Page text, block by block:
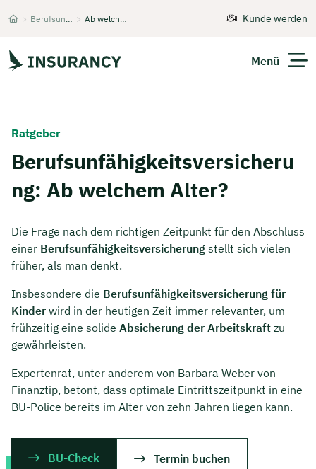
> Berufsunfähigkeitsversicherung > Ab welchem Alter Kunde werden
Menü
Finanzen
Über Uns
Kontakt
Ratgeber
Berufsunfähigkeitsversicheru
ng: Ab welchem Alter?
Die Frage nach dem richtigen Zeitpunkt für den Abschluss
einer Berufsunfähigkeitsversicherung stellt sich vielen
früher, als man denkt.
Insbesondere die Berufsunfähigkeitsversicherung für
Kinder wird in der heutigen Zeit immer relevanter, um
frühzeitig eine solide Absicherung der Arbeitskraft zu
gewährleisten.
Expertenrat, unter anderem von Barbara Weber von
Finanztip, betont, dass optimale Eintrittszeitpunkt in eine
BU-Police bereits im Alter von zehn Jahren liegen kann.
BU-Check Termin buchen